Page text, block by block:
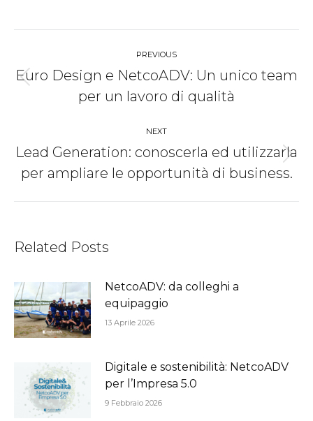
navigation
PREVIOUS
Previous
post:
Euro Design e NetcoADV: Un unico team
per un lavoro di qualità
NEXT
Next
post:
Lead Generation: conoscerla ed utilizzarla
per ampliare le opportunità di business.
Related Posts
NetcoADV: da colleghi a
equipaggio
13 Aprile 2026
Digitale e sostenibilità: NetcoADV
per l’Impresa 5.0
9 Febbraio 2026